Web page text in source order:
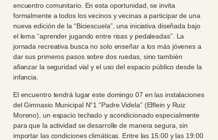
encuentro comunitario. En esta oportunidad, se invita
formalmente a todos los vecinos y vecinas a participar de una
nueva edición de la “Biciescuela”, una iniciativa diseñada bajo
el lema “aprender jugando entre risas y pedaleadas”. La
jornada recreativa busca no solo enseñar a los más jóvenes a
dar sus primeros pasos sobre dos ruedas, sino también
afianzar la seguridad vial y el uso del espacio público desde la
infancia.
El encuentro tendrá lugar este domingo 07 en las instalaciones
del Gimnasio Municipal N°1 “Padre Videla” (Elflein y Ruiz
Moreno), un espacio techado y acondicionado especialmente
para que la actividad se desarrolle de manera segura, sin
importar las condiciones climáticas. Entre las 15:00 y las 19:00